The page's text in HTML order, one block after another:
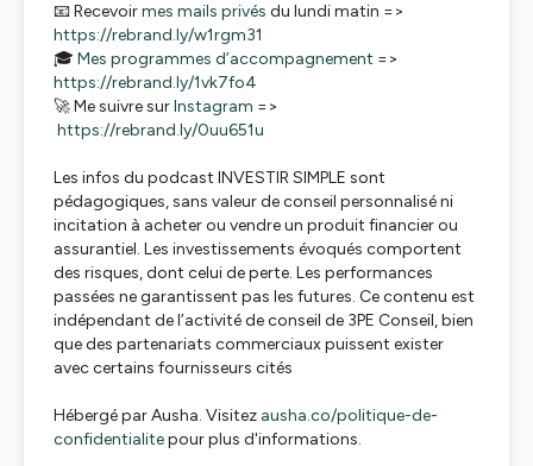
📧 Recevoirmes mails privés du lundi matin =>
https://rebrand.ly/w1rgm31
🎓 Mes programmes d’accompagnement =>
https://rebrand.ly/1vk7fo4
🚀 Me suivre surInstagram =>
https://rebrand.ly/0uu651u
Les infos du podcast INVESTIR SIMPLE sont
pédagogiques, sans valeur de conseil personnalisé ni
incitation à acheter ou vendre un produit financier ou
assurantiel. Les investissements évoqués comportent
des risques, dont celui de perte. Les performances
passées ne garantissent pas les futures. Ce contenu est
indépendant de l’activité de conseil de 3PE Conseil, bien
que des partenariats commerciaux puissent exister
avec certains fournisseurs cités
Hébergé par Ausha. Visitez ausha.co/politique-de-
confidentialitepour plus d'informations.